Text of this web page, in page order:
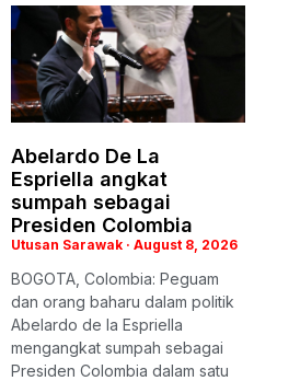
Abelardo De La
Espriella angkat
sumpah sebagai
Presiden Colombia
Utusan Sarawak August 8, 2026
BOGOTA, Colombia: Peguam
dan orang baharu dalam politik
Abelardo de la Espriella
mengangkat sumpah sebagai
Presiden Colombia dalam satu